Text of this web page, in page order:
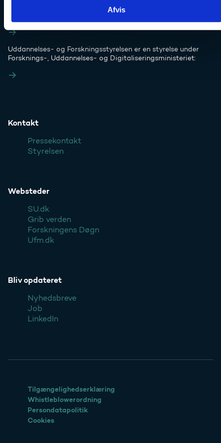
Afvis
Styrelsens EAN- og CVR-numre
Uddannelses- og Forskningsstyrelsen er en styrelse under
Forsknings-, Uddannelses- og Digitaliseringsministeriet:
Kontakt
Pressekontakt
Styrelsen
Websteder
SU.dk
Grib verden
Forskningens Døgn
Ufm.dk
Bliv opdateret
Nyhedsbreve
Job
LinkedIn
Tilgængelighedserklæring
Whistleblowerordning
Persondatapolitik
Cookies